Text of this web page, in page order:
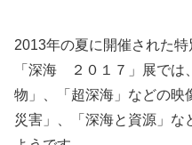
2013年の夏に開催された
「深海 ２０１７」展では
物」、「超深海」などの映
災害」、「深海と資源」な